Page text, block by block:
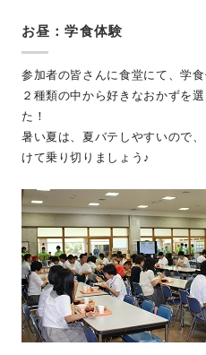
お昼：学食体験
参加者の皆さんに食堂にて、学
２種類の中から好きなおかずを
た！
暑い夏は、夏バテしやすいので
けて乗り切りましょう♪